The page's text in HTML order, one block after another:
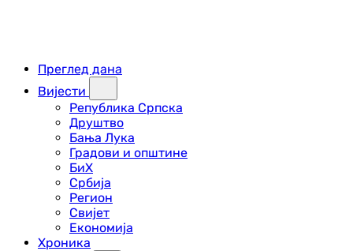
Преглед дана
Вијести
Република Српска
Друштво
Бања Лука
Градови и општине
БиХ
Србија
Регион
Свијет
Економија
Хроника